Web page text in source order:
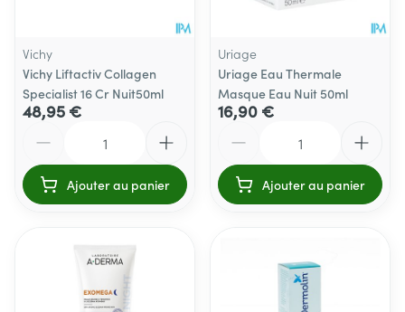
Vichy
Vichy Liftactiv Collagen
Specialist 16 Cr Nuit50ml
48,95 €
Ajouter au panier
Uriage
Uriage Eau Thermale
Masque Eau Nuit 50ml
16,90 €
Ajouter au panier